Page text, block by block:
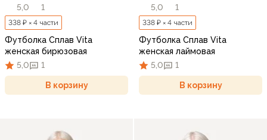
5,0
1
338 ₽ × 4 части
Футболка Сплав Vita
женская бирюзовая
5,0
1
В корзину
5,0
1
338 ₽ × 4 части
Футболка Сплав Vita
женская лаймовая
5,0
1
В корзину